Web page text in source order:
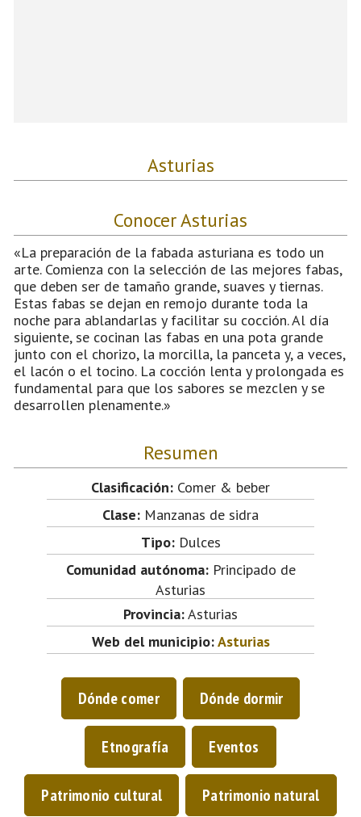
Asturias
Conocer Asturias
«La preparación de la fabada asturiana es todo un
arte. Comienza con la selección de las mejores fabas,
que deben ser de tamaño grande, suaves y tiernas.
Estas fabas se dejan en remojo durante toda la
noche para ablandarlas y facilitar su cocción. Al día
siguiente, se cocinan las fabas en una pota grande
junto con el chorizo, la morcilla, la panceta y, a veces,
el lacón o el tocino. La cocción lenta y prolongada es
fundamental para que los sabores se mezclen y se
desarrollen plenamente.»
Resumen
Clasificación: Comer & beber
Clase: Manzanas de sidra
Tipo:Dulces
Comunidad autónoma:Principado de
Asturias
Provincia:Asturias
Web del municipio:Asturias
Dónde comer Dónde dormir
Etnografía Eventos
Patrimonio cultural Patrimonio natural